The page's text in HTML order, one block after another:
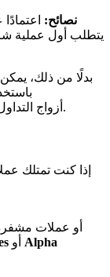
نصائح:
يتطلب أول عملية
بدلًا من ذلك،
أزواج التداول الفوري.
إذا كنت تمتلك
Alpha